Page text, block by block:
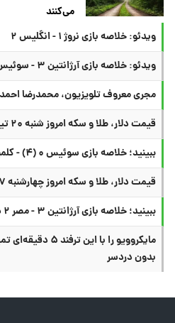
می‌کنند
ویدئو: خلاصه بازی نروژ ۱ - انگلیس ۲
ویدئو: خلاصه بازی آرژانتین ۳ - سوئیس ۱
مجری معروف تلویزیون، محمدرضا
قیمت دلار، طلا و سکه امروز شنبه ۲۰ تیر
ببینید؛ خلاصه بازی سوئیس ۰ (۴) - کلمبیا ۰ (۳) در جام جهانی
قیمت دلار، طلا و سکه امروز چهارشنبه ۱۷ تیر ۱۴۰۵
ببینید؛ خلاصه بازی آرژانتین ۳ - مصر ۲ در جام جهانی
مایکروویو را با
بدون دردسر